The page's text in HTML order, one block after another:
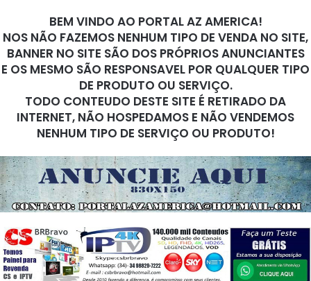
BEM VINDO AO PORTAL AZ AMERICA!
NOS NÃO FAZEMOS NENHUM TIPO DE VENDA NO SITE,
BANNER NO SITE SÃO DOS PRÓPRIOS ANUNCIANTES
E OS MESMO SÃO RESPONSAVEL POR QUALQUER TIPO
DE PRODUTO OU SERVIÇO.
TODO CONTEUDO DESTE SITE É RETIRADO DA
INTERNET, NÃO HOSPEDAMOS E NÃO VENDEMOS
NENHUM TIPO DE SERVIÇO OU PRODUTO!